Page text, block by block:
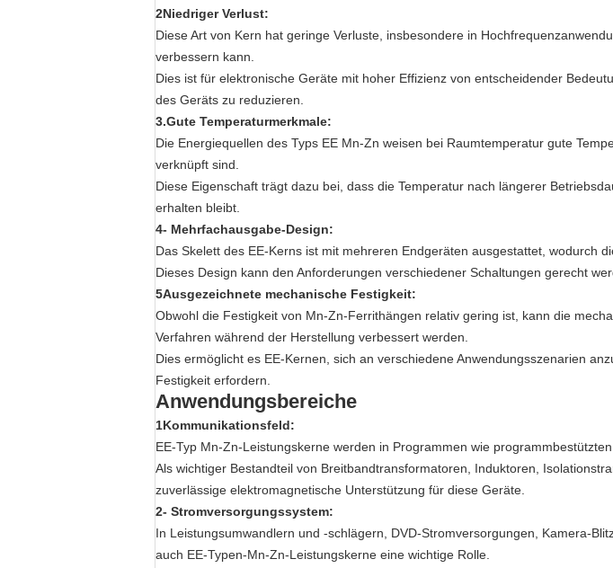
2Niedriger Verlust:
Diese Art von Kern hat geringe Verluste, insbesondere in
verbessern kann.
Dies ist für elektronische Geräte mit hoher Effizienz von entscheidender
des Geräts zu reduzieren.
3.Gute Temperaturmerkmale:
Die Energiequellen des Typs EE Mn-Zn weisen bei Raumtemperatur gute
verknüpft sind.
Diese Eigenschaft trägt dazu bei, dass die Temperatur nach längerer
erhalten bleibt.
4- Mehrfachausgabe-Design:
Das Skelett des EE-Kerns ist mit mehreren Endgeräten ausgestattet, wodurch
Dieses Design kann den Anforderungen verschiedener Schaltungen gerecht
5Ausgezeichnete mechanische Festigkeit:
Obwohl die Festigkeit von Mn-Zn-Ferrithängen relativ gering ist, kann die
Verfahren während der Herstellung verbessert werden.
Dies ermöglicht es EE-Kernen, sich an verschiedene Anwendungsszenarien
Festigkeit erfordern.
Anwendungsbereiche
1Kommunikationsfeld:
EE-Typ Mn-Zn-Leistungskerne werden in Programmen wie
Als wichtiger Bestandteil von Breitbandtransformatoren, Induktoren,
zuverlässige elektromagnetische Unterstützung für diese Geräte.
2- Stromversorgungssystem:
In Leistungsumwandlern und -schlägern, DVD-Stromversorgungen, Kamera-
auch EE-Typen-Mn-Zn-Leistungskerne eine wichtige Rolle.